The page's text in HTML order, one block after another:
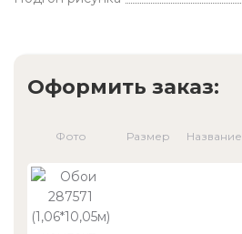
Оформить заказ:
Фото Размер Название